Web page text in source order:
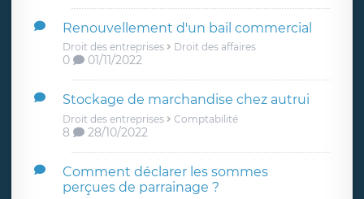
Renouvellement d'un bail commercial
Droit des entreprises Droit des affaires
0 01/11/2022
Stockage de marchandise chez autrui
Droit des entreprises Comptabilité
8 28/10/2022
Comment déclarer les sommes
perçues de parrainage ?